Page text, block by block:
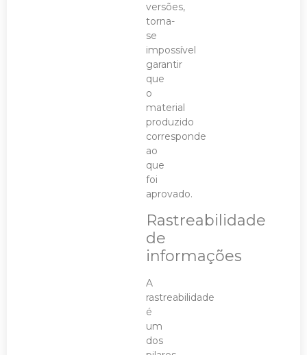
versões,
torna-
se
impossível
garantir
que
o
material
produzido
corresponde
ao
que
foi
aprovado.
Rastreabilidade
de
informações
A
rastreabilidade
é
um
dos